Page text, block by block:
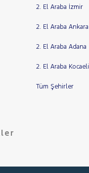
2. El Araba İzmir
2. El Araba Ankara
2. El Araba Adana
2. El Araba Kocaeli
Tüm Şehirler